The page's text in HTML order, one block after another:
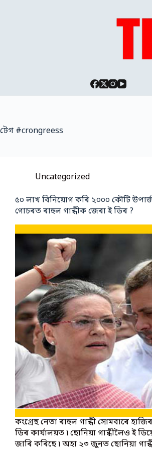
টেগ #crongreess
Uncategorized
৫০ লাখ বিনিয়োগ কৰি ২০০০ কৌটি
গোচৰত ৰাহুল গান্ধীক জেৰা ই ডিৰ ?
কংগ্ৰেছ নেতা ৰাহুল গান্ধী সোমবাৰে
ডিৰ কাৰ্যালয়ত ৷ ছোনিয়া গান্ধীলৈও ই
জাৰি কৰিছে ৷ অহা ২৩ জুনত ছোনিয়া